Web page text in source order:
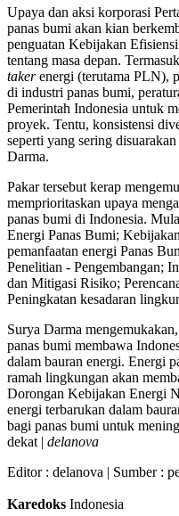
Upaya dan aksi korporasi
panas bumi akan kian
penguatan Kebijakan
tentang masa depan.
takerenergi (terutama PLN),
di industri panas bumi,
Pemerintah Indonesia untuk
proyek. Tentu, konsistensi
seperti yang sering
Darma.
Pakar tersebut kerap
memprioritaskan upaya
panas bumi di Indonesia.
Energi Panas Bumi;
pemanfaatan energi Panas
Penelitian - Pengembangan;
dan Mitigasi Risiko;
Peningkatan kesadaran
Surya Darma
panas bumi membawa
dalam bauran energi. Energi
ramah lingkungan akan
Dorongan Kebijakan Energi
energi terbarukan dalam
bagi panas bumi untuk
dekat | delanova
Editor : delanova | Sumber :
Karedoks Indonesia